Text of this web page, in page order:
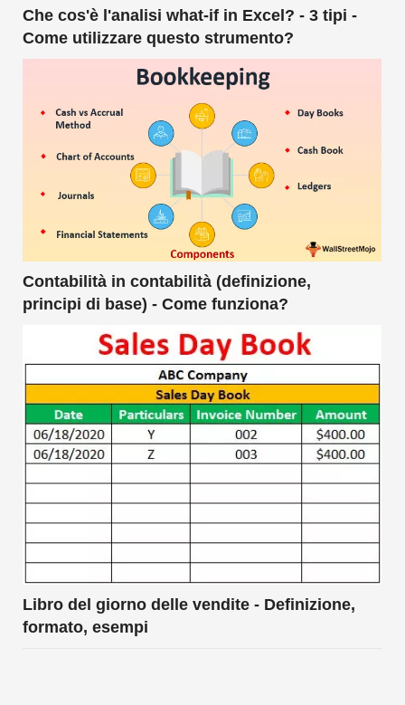
Che cos'è l'analisi what-if in Excel? - 3 tipi -
Come utilizzare questo strumento?
Contabilità in contabilità (definizione,
principi di base) - Come funziona?
Libro del giorno delle vendite - Definizione,
formato, esempi